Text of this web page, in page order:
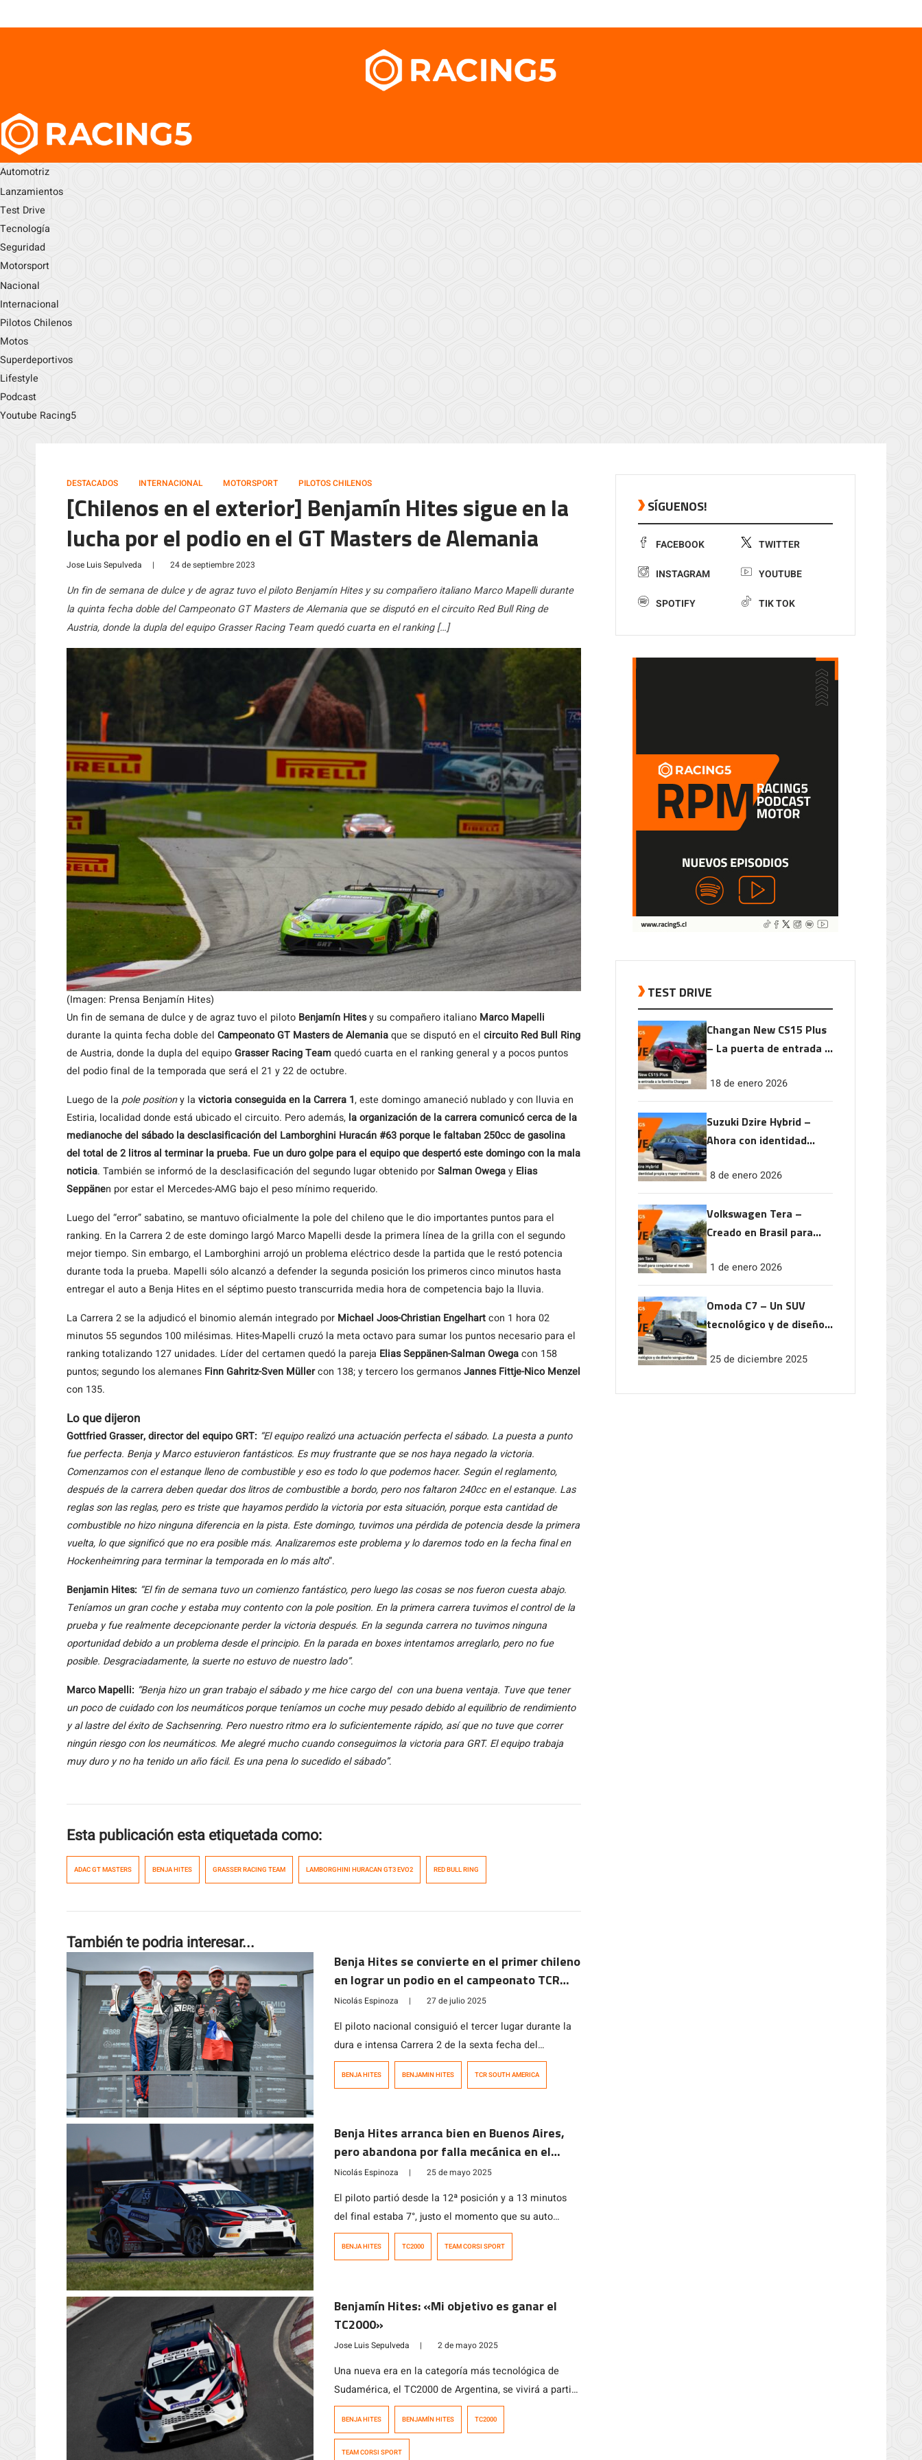
Automotriz
Lanzamientos
Test Drive
Tecnología
Seguridad
Motorsport
Nacional
Internacional
Pilotos Chilenos
Motos
Superdeportivos
Lifestyle
Podcast
Youtube Racing5
DESTACADOS INTERNACIONAL MOTORSPORT PILOTOS CHILENOS
[Chilenos en el exterior] Benjamín Hites sigue en la
lucha por el podio en el GT Masters de Alemania
Jose Luis Sepulveda | 24 de septiembre 2023
Un fin de semana de dulce y de agraz tuvo el piloto Benjamín Hites y su compañero italiano Marco Mapelli durante
la quinta fecha doble del Campeonato GT Masters de Alemania que se disputó en el circuito Red Bull Ring de
Austria, donde la dupla del equipo Grasser Racing Team quedó cuarta en el ranking […]
(Imagen: Prensa Benjamín Hites)
Un fin de semana de dulce y de agraz tuvo el piloto Benjamín Hitesy su compañero italiano Marco Mapelli
durante la quinta fecha doble del Campeonato GT Masters de Alemaniaque se disputó en el circuito Red Bull Ring
de Austria, donde la dupla del equipoGrasser Racing Teamquedó cuarta en el ranking general y a pocos puntos
del podio final de la temporada que será el 21 y 22 de octubre.
Luego de la pole positiony la victoria conseguida en la Carrera 1, este domingo amaneció nublado y con lluvia en
Estiria, localidad donde está ubicado el circuito. Pero además, la organización de la carrera comunicó cerca de la
medianoche del sábado la desclasificación del Lamborghini Huracán #63 porque le faltaban 250cc de gasolina
del total de 2 litros al terminar la prueba. Fue un duro golpe para el equipo que despertó este domingo con la mala
noticia. También se informó de la desclasificación del segundo lugar obtenido porSalman Owegay Elias
Seppänen por estar el Mercedes-AMG bajo el peso mínimo requerido.
Luego del “error” sabatino, se mantuvo oficialmente la pole del chileno que le dio importantes puntos para el
ranking. En la Carrera 2 de este domingo largó Marco Mapelli desde la primera línea de la grilla con el segundo
mejor tiempo. Sin embargo, el Lamborghini arrojó un problema eléctrico desde la partida que le restó potencia
durante toda la prueba. Mapelli sólo alcanzó a defender la segunda posición los primeros cinco minutos hasta
entregar el auto a Benja Hites en el séptimo puesto transcurrida media hora de competencia bajo la lluvia.
La Carrera 2 se la adjudicó el binomio alemán integrado por Michael Joos-Christian Engelhartcon 1 hora 02
minutos 55 segundos 100 milésimas. Hites-Mapelli cruzó la meta octavo para sumar los puntos necesario para el
ranking totalizando 127 unidades. Líder del certamen quedó la pareja Elias Seppänen-Salman Owegacon 158
puntos; segundo los alemanes Finn Gahritz-Sven Müllercon 138; y tercero los germanosJannes Fittje-Nico Menzel
con 135.
Lo que dijeron
Gottfried Grasser, director del equipo GRT: “El equipo realizó una actuación perfecta el sábado. La puesta a punto
fue perfecta. Benja y Marco estuvieron fantásticos. Es muy frustrante que se nos haya negado la victoria.
Comenzamos con el estanque lleno de combustible y eso es todo lo que podemos hacer. Según el reglamento,
después de la carrera deben quedar dos litros de combustible a bordo, pero nos faltaron 240cc en el estanque. Las
reglas son las reglas, pero es triste que hayamos perdido la victoria por esta situación, porque esta cantidad de
combustible no hizo ninguna diferencia en la pista. Este domingo, tuvimos una pérdida de potencia desde la primera
vuelta, lo que significó que no era posible más. Analizaremos este problema y lo daremos todo en la fecha final en
Hockenheimring para terminar la temporada en lo más alto”.
Benjamin Hites: “El fin de semana tuvo un comienzo fantástico, pero luego las cosas se nos fueron cuesta abajo.
Teníamos un gran coche y estaba muy contento con la pole position. En la primera carrera tuvimos el control de la
prueba y fue realmente decepcionante perder la victoria después. En la segunda carrera no tuvimos ninguna
oportunidad debido a un problema desde el principio. En la parada en boxes intentamos arreglarlo, pero no fue
posible. Desgraciadamente, la suerte no estuvo de nuestro lado”.
Marco Mapelli: “Benja hizo un gran trabajo el sábado y me hice cargo del con una buena ventaja. Tuve que tener
un poco de cuidado con los neumáticos porque teníamos un coche muy pesado debido al equilibrio de rendimiento
y al lastre del éxito de Sachsenring. Pero nuestro ritmo era lo suficientemente rápido, así que no tuve que correr
ningún riesgo con los neumáticos. Me alegré mucho cuando conseguimos la victoria para GRT. El equipo trabaja
muy duro y no ha tenido un año fácil. Es una pena lo sucedido el sábado”.
Esta publicación esta etiquetada como:
ADAC GT MASTERS BENJA HITES GRASSER RACING TEAM LAMBORGHINI HURACAN GT3 EVO2 RED BULL RING
También te podria interesar...
Benja Hites se convierte en el primer chileno
en lograr un podio en el campeonato TCR
South America
Nicolás Espinoza | 27 de julio 2025
El piloto nacional consiguió el tercer lugar durante la
dura e intensa Carrera 2 de la sexta fecha del
certamen disputada en Uruguay.
BENJA HITES BENJAMIN HITES TCR SOUTH AMERICA
Benja Hites arranca bien en Buenos Aires,
pero abandona por falla mecánica en el
TC2000
Nicolás Espinoza | 25 de mayo 2025
El piloto partió desde la 12ª posición y a 13 minutos
del final estaba 7°, justo el momento que su auto
presentó problemas que lo dejaron fuera de la 2ª
BENJA HITES TC2000 TEAM CORSI SPORT
Benjamín Hites: «Mi objetivo es ganar el
TC2000»
Jose Luis Sepulveda | 2 de mayo 2025
Una nueva era en la categoría más tecnológica de
Sudamérica, el TC2000 de Argentina, se vivirá a partir
de este sábado 3 y domingo 4 de mayo en el
BENJA HITES BENJAMÍN HITES TC2000
TEAM CORSI SPORT
SÍGUENOS!
FACEBOOK TWITTER
INSTAGRAM YOUTUBE
SPOTIFY TIK TOK
TEST DRIVE
Changan New CS15 Plus
– La puerta de entrada a
18 de enero 2026
Suzuki Dzire Hybrid –
Ahora con identidad
rendimiento
8 de enero 2026
Volkswagen Tera –
Creado en Brasil para
1 de enero 2026
Omoda C7 – Un SUV
tecnológico y de diseño
25 de diciembre 2025